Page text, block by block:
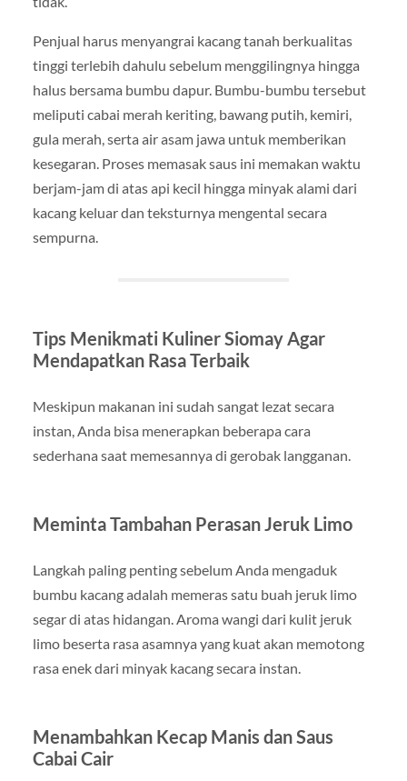
Penjual harus menyangrai kacang tanah berkualitas
tinggi terlebih dahulu sebelum menggilingnya hingga
halus bersama bumbu dapur. Bumbu-bumbu tersebut
meliputi cabai merah keriting, bawang putih, kemiri,
gula merah, serta air asam jawa untuk memberikan
kesegaran. Proses memasak saus ini memakan waktu
berjam-jam di atas api kecil hingga minyak alami dari
kacang keluar dan teksturnya mengental secara
sempurna.
Tips Menikmati Kuliner Siomay Agar
Mendapatkan Rasa Terbaik
Meskipun makanan ini sudah sangat lezat secara
instan, Anda bisa menerapkan beberapa cara
sederhana saat memesannya di gerobak langganan.
Meminta Tambahan Perasan Jeruk Limo
Langkah paling penting sebelum Anda mengaduk
bumbu kacang adalah memeras satu buah jeruk limo
segar di atas hidangan. Aroma wangi dari kulit jeruk
limo beserta rasa asamnya yang kuat akan memotong
rasa enek dari minyak kacang secara instan.
Menambahkan Kecap Manis dan Saus
Cabai Cair